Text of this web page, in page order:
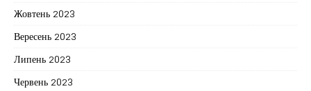
Жовтень 2023
Вересень 2023
Липень 2023
Червень 2023